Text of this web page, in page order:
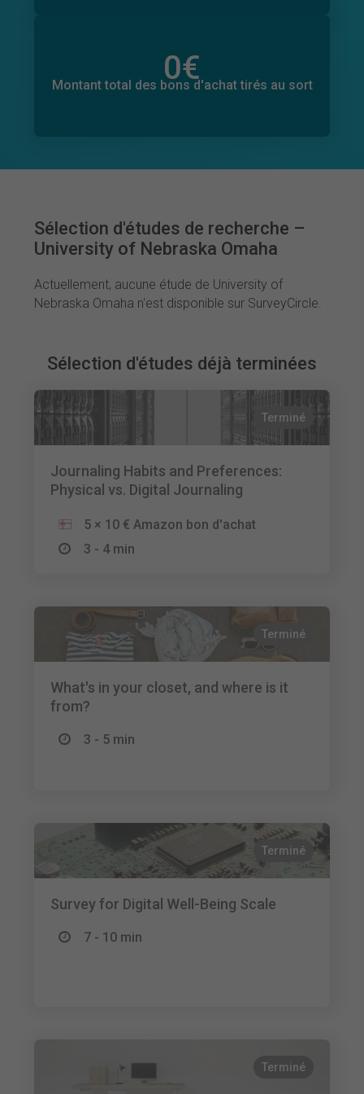
0€
Montant total des bons d'achat tirés au sort
0€
Montant total des dons promis
Sélection d'études de recherche –
University of Nebraska Omaha
Actuellement, aucune étude de University of
Nebraska Omaha n'est disponible sur SurveyCircle.
Sélection d'études déjà terminées
Terminé
Journaling Habits and Preferences:
Physical vs. Digital Journaling
5 × 10 € Amazon bon d'achat
3 - 4 min
Terminé
What's in your closet, and where is it
from?
3 - 5 min
Terminé
Survey for Digital Well-Being Scale
7 - 10 min
Terminé